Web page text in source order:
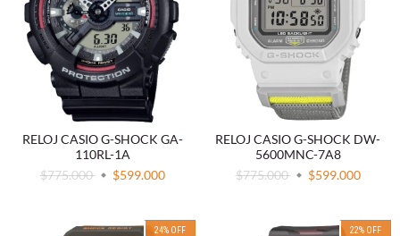
RELOJ CASIO G-SHOCK GA-
110RL-1A
$775.000
$599.000
RELOJ CASIO G-SHOCK DW-
5600MNC-7A8
$775.000
$599.000
24% OFF 22% OFF